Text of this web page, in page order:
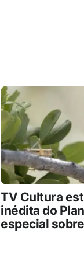
TV Cultura
inédita do
especial